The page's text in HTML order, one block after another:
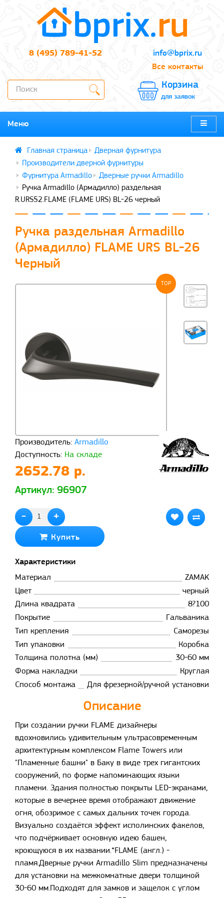
8 (495) 789-41-52
info@bprix.ru
Все контакты
Корзина
для заявок
Меню
Дверная фурнитура
Производители дверной фурнитуры
Фурнитура Armadillo
Дверные ручки Armadillo
Ручка Armadillo (Армадилло) раздельная
R.URS52.FLAME (FLAME URS) BL-26 черный
Ручка раздельная Armadillo
(Армадилло) FLAME URS BL-26
Черный
TOP
Производитель: Armadillo
Доступность: На складе
2652.78 р.
Артикул: 96907
- +
Купить
Характеристики
Материал
ZAMAK
Цвет
черный
Длина квадрата
8?100
Покрытие
Гальваника
Тип крепления
Саморезы
Тип упаковки
Коробка
Толщина полотна (мм)
30-60 мм
Форма накладки
Круглая
Способ монтажа
Для фрезерной/ручной установки
Описание
При создании ручки FLAME дизайнеры
вдохновились удивительным ультрасовременным
архитектурным комплексом Flame Towers или
"Пламенные башни" в Баку в виде трех гигантских
сооружений, по форме напоминающих языки
пламени. Здания полностью покрыты LED-экранами,
которые в вечернее время отображают движение
огня, обозримое с самых дальних точек города.
Визуально создаётся эффект исполинских факелов,
что подчёркивает основную идею башен,
кроющуюся в их названии.*FLAME (англ.) -
пламя.Дверные ручки Armadillo Slim предназначены
для установки на межкомнатные двери толщиной
30-60 мм.Подходят для замков и защелок с углом